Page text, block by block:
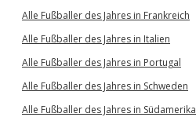
Alle Fußballer des Jahres in Frankreich
Alle Fußballer des Jahres in Italien
Alle Fußballer des Jahres in Portugal
Alle Fußballer des Jahres in Schweden
Alle Fußballer des Jahres in Südamerika